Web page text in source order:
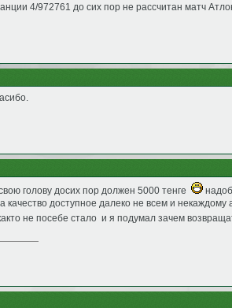
4/972761 до сих пор не рассчитан матч
голову досих пор должен 5000 тенге
качество доступное далеко не всем и
не посебе стало и я подумал зачем